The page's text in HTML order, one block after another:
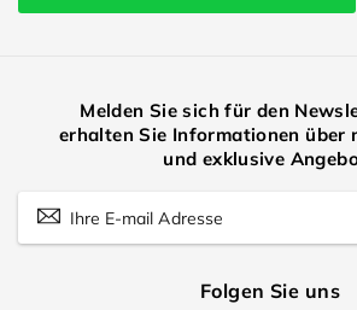
Melden Sie sich für den
erhalten Sie Informationen über
und exklusive
Folgen Sie uns